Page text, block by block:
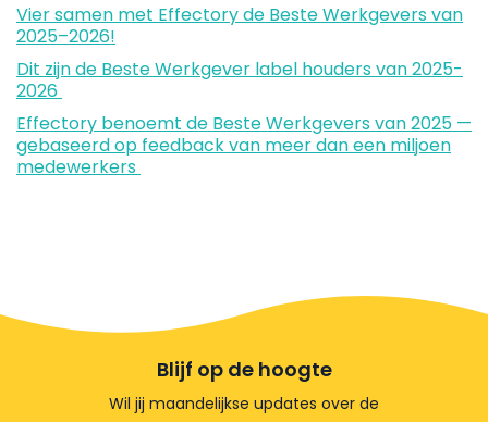
Vier samen met Effectory de Beste Werkgevers van
2025–2026!
Dit zijn de Beste Werkgever label houders van 2025-
2026
Effectory benoemt de Beste Werkgevers van 2025 —
gebaseerd op feedback van meer dan een miljoen
medewerkers
Blijf op de hoogte
Wil jij maandelijkse updates over de